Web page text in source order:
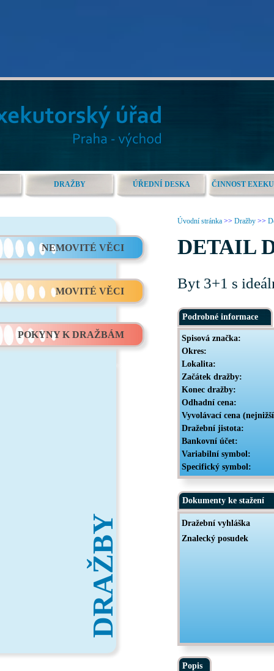
DRAŽBY ÚŘEDNÍ DESKA ČINNOST
NEMOVITÉ VĚCI
MOVITÉ VĚCI
POKYNY K DRAŽBÁM
DRAŽBY
Úvodní stránka >> Dražby >>
DETAIL
Byt 3+1 s
Podrobné informace
Spisová značka:
Okres:
Lokalita:
Začátek dražby:
Konec dražby:
Odhadní cena:
Vyvolávací cena
Dražební jistota:
Bankovní účet:
Variabilní symbol:
Specifický symbol:
Dokumenty ke stažení
Dražební vyhláška
Znalecký posudek
Popis